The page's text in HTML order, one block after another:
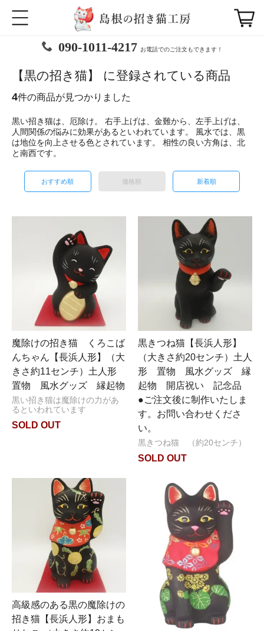
090-1011-4217 お電話でのご注文もできます！
【黒の招き猫】 に登録されている商品
4件の商品が見つかりました
黒い招き猫は、厄除け。 右手上げは、金難から、左手上げは、
人間関係の悩みに効果があるといわれています。 風水では、黒
は地位を向上させる色とされています。 相性の良い方角は、北
と南西です。
おすすめ順 価格順 新着順
魔除けの招き猫 くろこば
んちゃん【長浜人形】（大
きさ約11センチ）土人形
置物 風水グッズ 縁起物
黒い招き猫は魔除けの力があ
るといわれています
SOLD OUT
黒きつね猫【長浜人形】
（大きさ約20センチ）土人
形 置物 風水グッズ 縁
起物 開店祝い 記念品
●ご注文後に制作いたしま
す。お問い合わせくださ
い。
黒きつね猫 （約20センチ）
SOLD OUT
高級感のある黒の魔除けの
招き猫【長浜人形】おまも